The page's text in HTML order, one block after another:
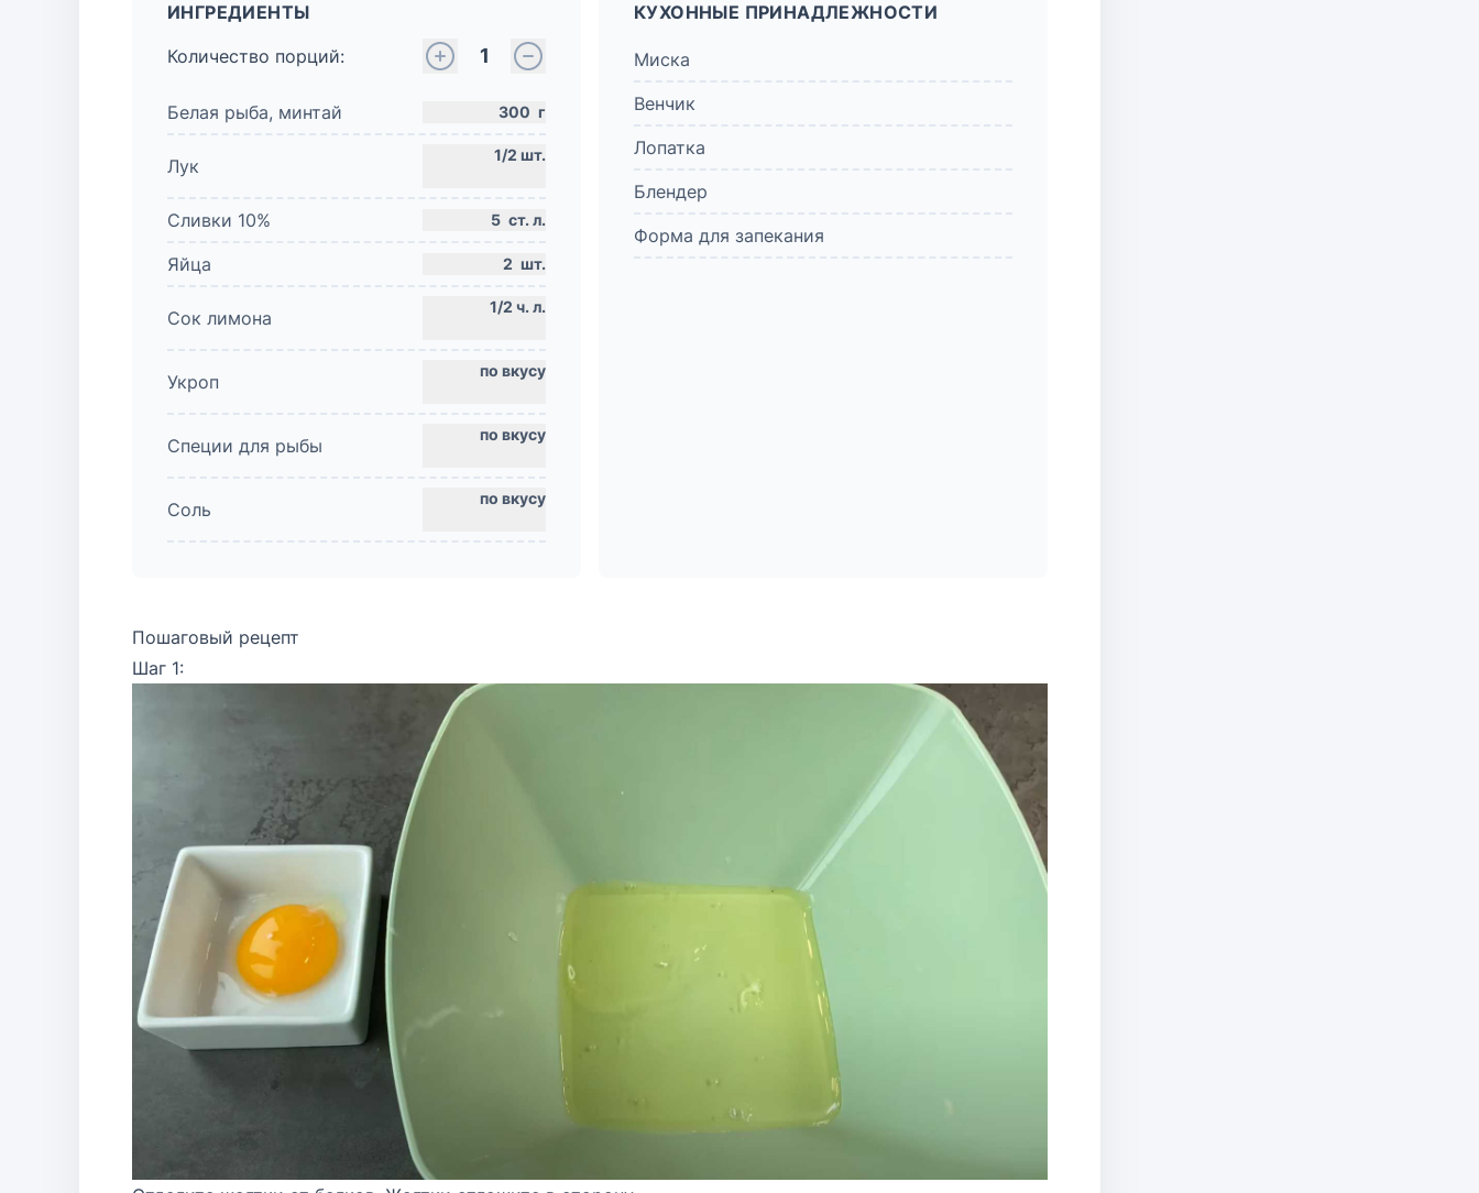
ИНГРЕДИЕНТЫ
Количество порций:
1
Белая рыба, минтай 300 г
Лук
Сливки 10% 5 ст. л.
Яйца 2 шт.
Сок лимона
Укроп
Специи для рыбы
Соль
КУХОННЫЕ ПРИНАДЛЕЖНОСТИ
Миска
Венчик
Лопатка
Блендер
Форма для запекания
Пошаговый рецепт
Шаг 1: